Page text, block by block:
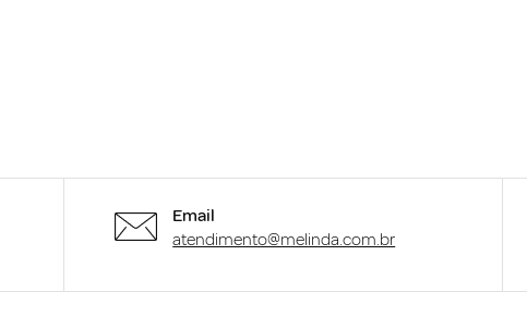
Email
atendimento@melinda.com.br